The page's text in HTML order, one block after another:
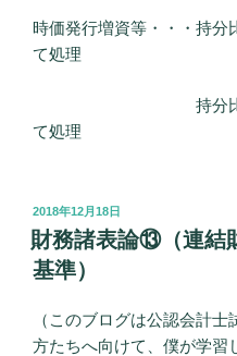
時価発行増資等・・・持分
て処理
持分比率が減少
て処理
投
稿
日:
2018年12月18日
財務諸表論⑬（連結
基準）
（このブログは公認会計
方たちへ向けて、僕が学習